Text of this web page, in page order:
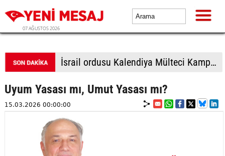
07 AĞUSTOS 2026
İsrail ordusu Kalendiya Mülteci Kampı'ndan çekildi, iki günlük baskında 51 Filistinli yaralandı
Uyum Yasası mı, Umut Yasası mı?
15.03.2026 00:00:00